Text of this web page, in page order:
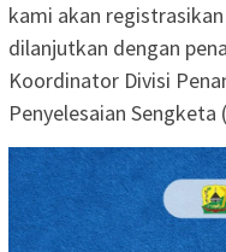
kami akan
dilanjutkan dengan
Koordinator Divisi
Penyelesaian Sengketa